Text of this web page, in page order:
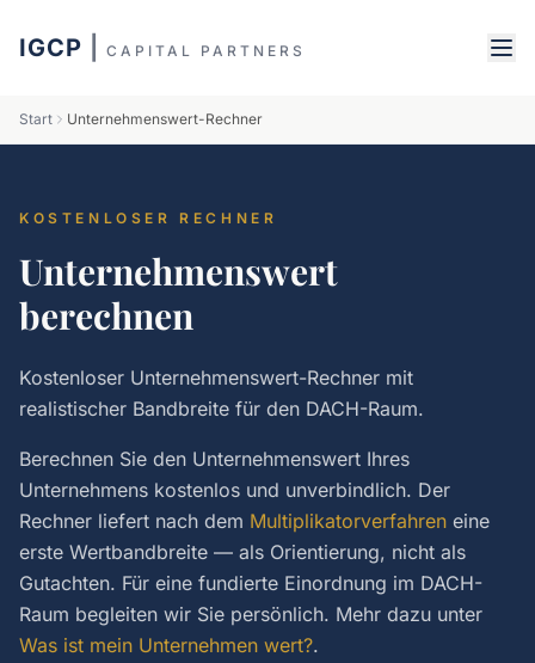
IGCP CAPITAL PARTNERS
Start Unternehmenswert-Rechner
KOSTENLOSER RECHNER
Unternehmenswert
berechnen
Kostenloser Unternehmenswert-Rechner mit
realistischer Bandbreite für den DACH-Raum.
Berechnen Sie den Unternehmenswert Ihres
Unternehmens kostenlos und unverbindlich. Der
Rechner liefert nach dem Multiplikatorverfahren eine
erste Wertbandbreite — als Orientierung, nicht als
Gutachten. Für eine fundierte Einordnung im DACH-
Raum begleiten wir Sie persönlich. Mehr dazu unter
Was ist mein Unternehmen wert?.